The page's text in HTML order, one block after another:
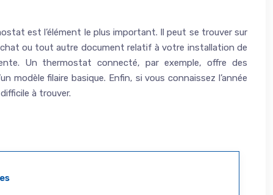
est l’élément le plus important. Il peut se trouver sur
ou tout autre document relatif à votre installation de
Un thermostat connecté, par exemple, offre des
filaire basique. Enfin, si vous connaissez l’année
à trouver.